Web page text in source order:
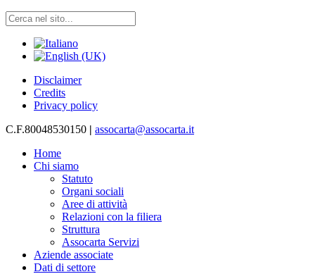
Disclaimer
Credits
Privacy policy
C.F.80048530150 | assocarta@assocarta.it
Home
Chi siamo
Statuto
Organi sociali
Aree di attività
Relazioni con la filiera
Struttura
Assocarta Servizi
Aziende associate
Dati di settore